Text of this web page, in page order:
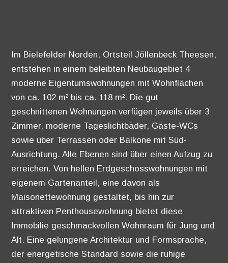
Im Bielefelder Norden, Ortsteil Jöllenbeck Theesen,
entstehen in einem beleibten Neubaugebiet 4
moderne Eigentumswohnungen mit Wohnflächen
von ca. 102 m² bis ca. 118 m². Die gut
geschnittenen Wohnungen verfügen jeweils über 3
Zimmer, moderne Tageslichtbäder, Gäste-WCs
sowie über Terrassen oder Balkone mit Süd-
Ausrichtung. Alle Ebenen sind über einen Aufzug zu
erreichen. Von hellen Erdgeschosswohnungen mit
eigenem Gartenanteil, eine davon als
Maisonettewohnung gestaltet, bis hin zur
attraktiven Penthousewohnung bietet diese
Immobilie geschmackvollen Wohnraum für Jung und
Alt. Eine gelungene Architektur und Formsprache,
der energetische Standard sowie die ruhige